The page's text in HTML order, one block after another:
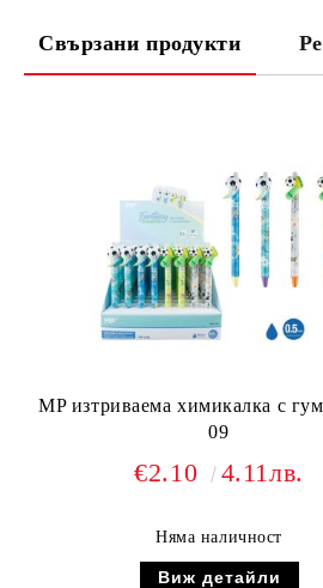
Свързани продукти
MP изтриваема химикалка с
09
€2.10 4.11лв.
Няма наличност
Виж детайли